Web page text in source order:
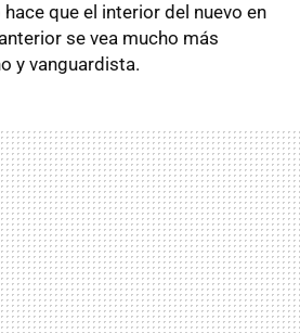
que el interior del nuevo en
se vea mucho más
y vanguardista.